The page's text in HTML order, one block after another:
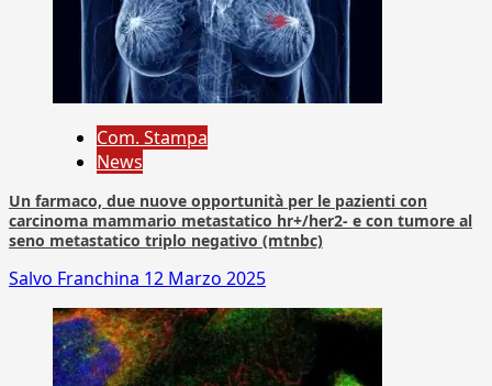
Com. Stampa
News
Un farmaco, due nuove opportunità per le pazienti con
carcinoma mammario metastatico hr+/her2- e con tumore al
seno metastatico triplo negativo (mtnbc)
Salvo Franchina 12 Marzo 2025